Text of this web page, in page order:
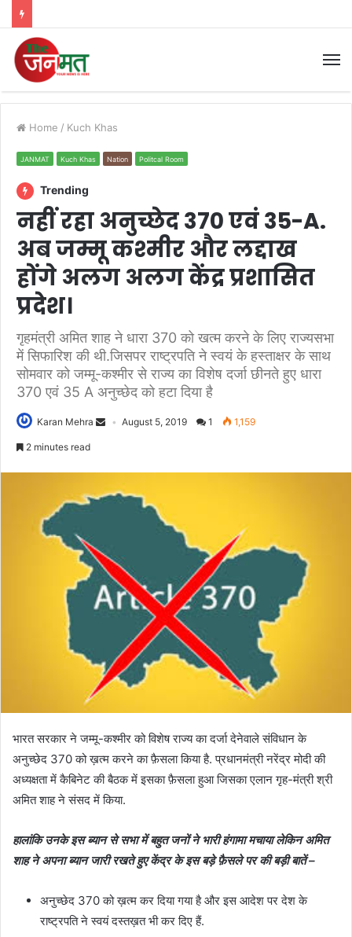
Home / Kuch Khas
JANMAT Kuch Khas Nation Politcal Room
Trending
नहीं रहा अनुच्छेद 370 एवं 35-A.
अब जम्मू कश्मीर और लद्दाख
होंगे अलग अलग केंद्र प्रशासित
प्रदेश।
गृहमंत्री अमित शाह ने धारा 370 को खत्म करने के लिए राज्यसभा
में सिफारिश की थी.जिसपर राष्ट्रपति ने स्वयं के हस्ताक्षर के साथ
सोमवार को जम्‍मू-कश्‍मीर से राज्‍य का विशेष दर्जा छीनते हुए धारा
370 एवं 35 A अनुच्छेद को हटा दिया है
Karan Mehra August 5, 2019 1 1,159
2 minutes read
भारत सरकार ने जम्मू-कश्मीर को विशेष राज्य का दर्जा देनेवाले संविधान के
अनुच्छेद 370 को ख़त्म करने का फ़ैसला किया है. प्रधानमंत्री नरेंद्र मोदी की
अध्यक्षता में कैबिनेट की बैठक में इसका फ़ैसला हुआ जिसका एलान गृह-मंत्री श्री
अमित शाह ने संसद में किया.
हालांकि उनके इस ब्यान से सभा में बहुत जनों ने भारी हंगामा मचाया लेकिन अमित
शाह ने अपना ब्यान जारी रखते हुए केंद्र के इस बड़े फ़ैसले पर की बड़ी बातें –
अनुच्छेद 370 को ख़त्म कर दिया गया है और इस आदेश पर देश के
राष्ट्रपति ने स्वयं दस्तख़त भी कर दिए हैं.